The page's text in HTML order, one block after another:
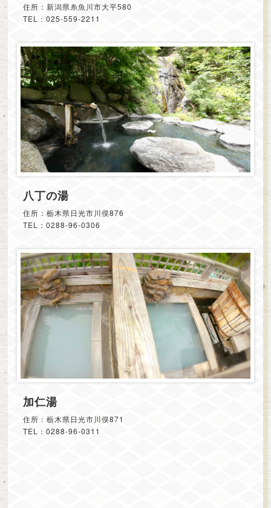
住所：新潟県糸魚川市大平580
TEL：025-559-2211
八丁の湯
住所：栃木県日光市川俣876
TEL：0288-96-0306
加仁湯
住所：栃木県日光市川俣871
TEL：0288-96-0311